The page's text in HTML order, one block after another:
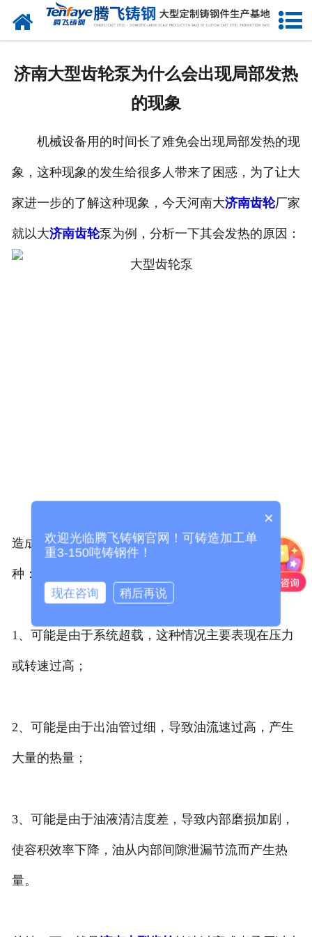
网站首页
生产能力
联系我们
济南大型齿轮泵为什么会出现局部发热
的现象
机械设备用的时间长了难免会出现局部发热的现
象，这种现象的发生给很多人带来了困惑，为了让大
家进一步的了解这种现象，今天河南大济南齿轮厂家
就以大济南齿轮泵为例，分析一下其会发热的原因：
造成局部发热现象的因素有很多，主要的有以下三
种：
1、可能是由于系统超载，这种情况主要表现在压力
或转速过高；
2、可能是由于出油管过细，导致油流速过高，产生
大量的热量；
3、可能是由于油液清洁度差，导致内部磨损加剧，
使容积效率下降，油从内部间隙泄漏节流而产生热
量。
×
欢迎光临腾飞铸钢官网！可铸造加工单
重3-150吨铸钢件！
现在咨询 稍后再说